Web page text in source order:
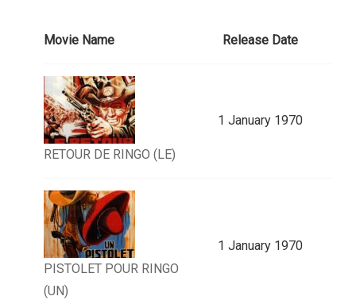
Movie Name Release Date
RETOUR DE RINGO (LE)
1 January 1970
PISTOLET POUR RINGO
(UN)
1 January 1970